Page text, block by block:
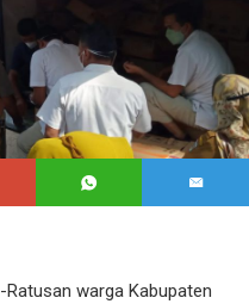
-Ratusan warga Kabupaten